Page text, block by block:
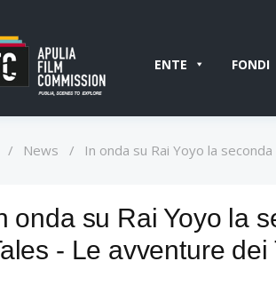
ENTE FONDI
/ News / In onda su Rai Yoyo la
onda su Rai Yoyo la
- Le avventure dei